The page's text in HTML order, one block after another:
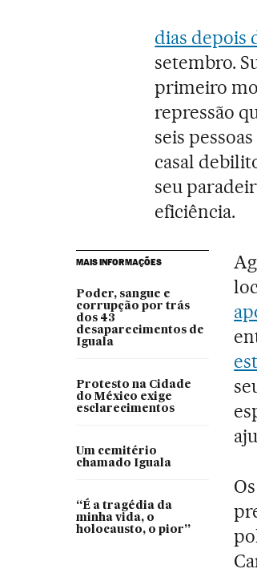
dias depois
setembro.
primeiro
repressão
seis
casal
seu
eficiência.
MAIS INFORMAÇÕES
Poder, sangue e
corrupção por trás
dos 43
desaparecimentos de
Iguala
Protesto na Cidade
do México exige
esclarecimentos
Um cemitério
chamado Iguala
“É a tragédia da
minha vida, o
holocausto, o pior”